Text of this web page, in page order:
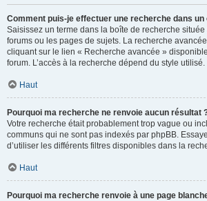
Comment puis-je effectuer une recherche dans un
Saisissez un terme dans la boîte de recherche située
forums ou les pages de sujets. La recherche
cliquant sur le lien « Recherche avancée »
forum. L’accès à la recherche dépend du style utilisé.
Haut
Pourquoi ma recherche ne renvoie aucun résultat
Votre recherche était probablement trop vague ou
communs qui ne sont pas indexés par phpBB.
d’utiliser les différents filtres disponibles dans la
Haut
Pourquoi ma recherche renvoie à une page